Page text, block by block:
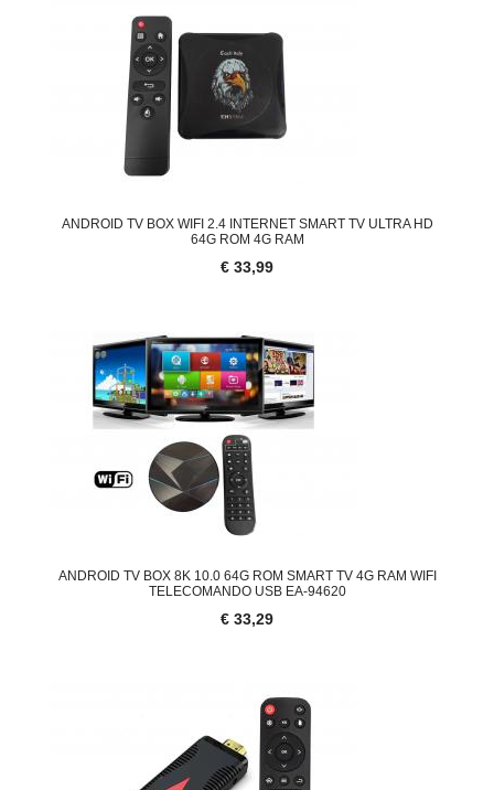
ANDROID TV BOX WIFI 2.4 INTERNET SMART TV ULTRA HD
64G ROM 4G RAM
€ 33,99
ANDROID TV BOX 8K 10.0 64G ROM SMART TV 4G RAM WIFI
TELECOMANDO USB EA-94620
€ 33,29